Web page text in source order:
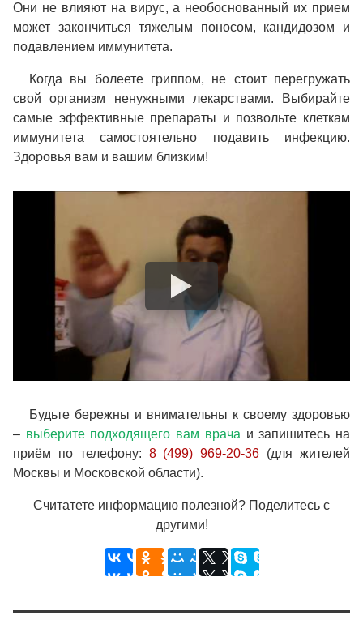
Они не влияют на вирус, а необоснованный их прием
может закончиться тяжелым поносом, кандидозом и
подавлением иммунитета.
Когда вы болеете гриппом, не стоит перегружать
свой организм ненужными лекарствами. Выбирайте
самые эффективные препараты и позвольте клеткам
иммунитета самостоятельно подавить инфекцию.
Здоровья вам и вашим близким!
Будьте бережны и внимательны к своему здоровью
– выберите подходящего вам врача и запишитесь на
приём по телефону: 8 (499) 969-20-36 (для жителей
Москвы и Московской области).
Считатете информацию полезной? Поделитесь с
другими!